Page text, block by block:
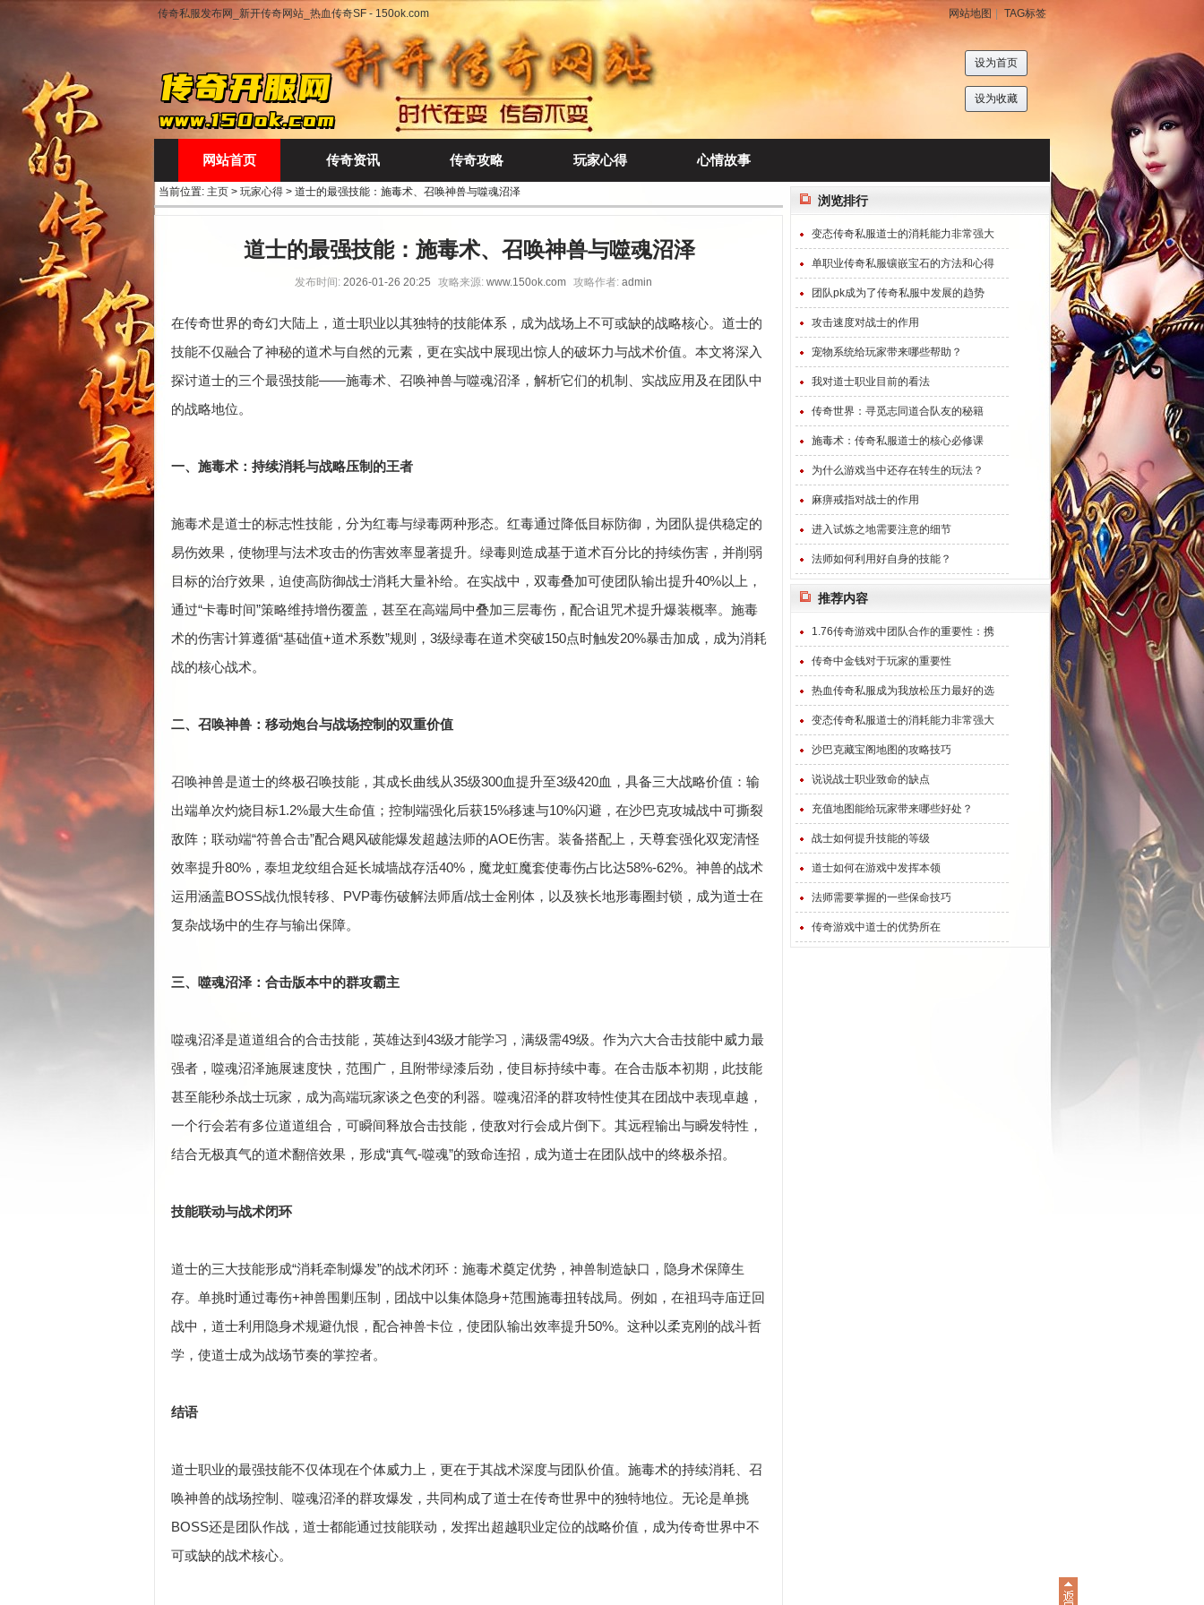
传奇私服发布网_新开传奇网站_热血传奇SF - 150ok.com 网站地图 TAG标签
设为首页
设为收藏
网站首页 传奇资讯 传奇攻略 玩家心得 心情故事
当前位置: 主页 > 玩家心得 > 道士的最强技能：施毒术、召唤神兽与噬魂沼泽
道士的最强技能：施毒术、召唤神兽与噬魂沼泽
发布时间: 2026-01-26 20:25 攻略来源: www.150ok.com 攻略作者: admin
在传奇世界的奇幻大陆上，道士职业以其独特的技能体系，成为战场上不可或缺的战略核心。道士的
技能不仅融合了神秘的道术与自然的元素，更在实战中展现出惊人的破坏力与战术价值。本文将深入
探讨道士的三个最强技能——施毒术、召唤神兽与噬魂沼泽，解析它们的机制、实战应用及在团队中
的战略地位。
一、施毒术：持续消耗与战略压制的王者
施毒术是道士的标志性技能，分为红毒与绿毒两种形态。红毒通过降低目标防御，为团队提供稳定的
易伤效果，使物理与法术攻击的伤害效率显著提升。绿毒则造成基于道术百分比的持续伤害，并削弱
目标的治疗效果，迫使高防御战士消耗大量补给。在实战中，双毒叠加可使团队输出提升40%以上，
通过“卡毒时间”策略维持增伤覆盖，甚至在高端局中叠加三层毒伤，配合诅咒术提升爆装概率。施毒
术的伤害计算遵循“基础值+道术系数”规则，3级绿毒在道术突破150点时触发20%暴击加成，成为消耗
战的核心战术。
二、召唤神兽：移动炮台与战场控制的双重价值
召唤神兽是道士的终极召唤技能，其成长曲线从35级300血提升至3级420血，具备三大战略价值：输
出端单次灼烧目标1.2%最大生命值；控制端强化后获15%移速与10%闪避，在沙巴克攻城战中可撕裂
敌阵；联动端“符兽合击”配合飓风破能爆发超越法师的AOE伤害。装备搭配上，天尊套强化双宠清怪
效率提升80%，泰坦龙纹组合延长城墙战存活40%，魔龙虹魔套使毒伤占比达58%-62%。神兽的战术
运用涵盖BOSS战仇恨转移、PVP毒伤破解法师盾/战士金刚体，以及狭长地形毒圈封锁，成为道士在
复杂战场中的生存与输出保障。
三、噬魂沼泽：合击版本中的群攻霸主
噬魂沼泽是道道组合的合击技能，英雄达到43级才能学习，满级需49级。作为六大合击技能中威力最
强者，噬魂沼泽施展速度快，范围广，且附带绿漆后劲，使目标持续中毒。在合击版本初期，此技能
甚至能秒杀战士玩家，成为高端玩家谈之色变的利器。噬魂沼泽的群攻特性使其在团战中表现卓越，
一个行会若有多位道道组合，可瞬间释放合击技能，使敌对行会成片倒下。其远程输出与瞬发特性，
结合无极真气的道术翻倍效果，形成“真气-噬魂”的致命连招，成为道士在团队战中的终极杀招。
技能联动与战术闭环
道士的三大技能形成“消耗牵制爆发”的战术闭环：施毒术奠定优势，神兽制造缺口，隐身术保障生
存。单挑时通过毒伤+神兽围剿压制，团战中以集体隐身+范围施毒扭转战局。例如，在祖玛寺庙迂回
战中，道士利用隐身术规避仇恨，配合神兽卡位，使团队输出效率提升50%。这种以柔克刚的战斗哲
学，使道士成为战场节奏的掌控者。
结语
道士职业的最强技能不仅体现在个体威力上，更在于其战术深度与团队价值。施毒术的持续消耗、召
唤神兽的战场控制、噬魂沼泽的群攻爆发，共同构成了道士在传奇世界中的独特地位。无论是单挑
BOSS还是团队作战，道士都能通过技能联动，发挥出超越职业定位的战略价值，成为传奇世界中不
可或缺的战术核心。
浏览排行
变态传奇私服道士的消耗能力非常强大
单职业传奇私服镶嵌宝石的方法和心得
团队pk成为了传奇私服中发展的趋势
攻击速度对战士的作用
宠物系统给玩家带来哪些帮助？
我对道士职业目前的看法
传奇世界：寻觅志同道合队友的秘籍
施毒术：传奇私服道士的核心必修课
为什么游戏当中还存在转生的玩法？
麻痹戒指对战士的作用
进入试炼之地需要注意的细节
法师如何利用好自身的技能？
推荐内容
1.76传奇游戏中团队合作的重要性：携
传奇中金钱对于玩家的重要性
热血传奇私服成为我放松压力最好的选
变态传奇私服道士的消耗能力非常强大
沙巴克藏宝阁地图的攻略技巧
说说战士职业致命的缺点
充值地图能给玩家带来哪些好处？
战士如何提升技能的等级
道士如何在游戏中发挥本领
法师需要掌握的一些保命技巧
传奇游戏中道士的优势所在